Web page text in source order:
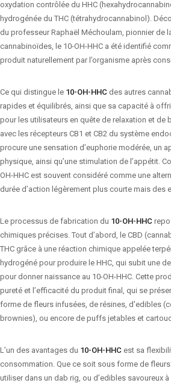
oxydation contrôlée du HHC
hydrogénée du THC (tétrahydrocannabinol).
du professeur Raphaël Méchoulam, pionnier de
cannabinoïdes, le 10-OH-HHC a été identifié
produit naturellement par l’organisme après
Ce qui distingue le 10-OH-HHC des autres
rapides et équilibrés, ainsi que sa capacité à
pour les utilisateurs en quête de relaxation et de
avec les récepteurs CB1 et CB2 du système
procure une sensation d’euphorie modérée, un
physique, ainsi qu’une stimulation de l’appétit.
OH-HHC est souvent considéré comme une
durée d’action légèrement plus courte mais des
Le processus de fabrication du 10-OH-HHC
chimiques précises. Tout d’abord, le CBD
THC grâce à une réaction chimique appelée
hydrogéné pour produire le HHC, qui subit une
pour donner naissance au 10-OH-HHC. Cette
pureté et l’efficacité du produit final, qui se
forme de fleurs infusées, de résines, d'edibles
brownies), ou encore de puffs jetables et
L’un des avantages du 10-OH-HHC est sa
consommation. Que ce soit sous forme de fleurs
utiliser dans un dab rig, ou d’edibles savoureux